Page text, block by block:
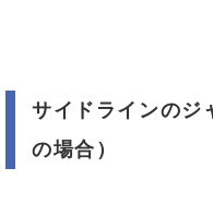
サイドラインのジ
の場合）